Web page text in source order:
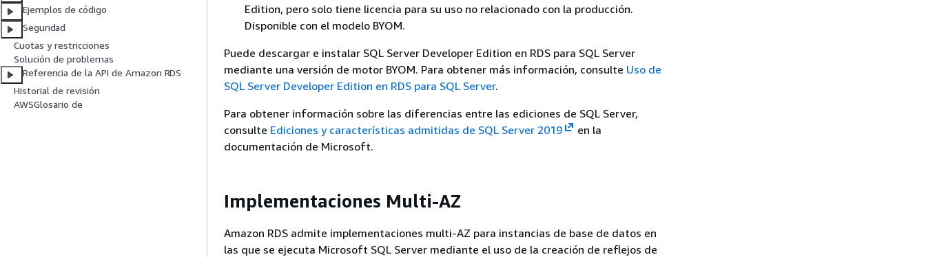
Ejemplos de código
Seguridad
Cuotas y restricciones
Solución de problemas
Referencia de la API de Amazon RDS
Historial de revisión
AWSGlosario de
Edition, pero solo tiene licencia para su uso no relacionado con la producción.
Disponible con el modelo BYOM.
Puede descargar e instalar SQL Server Developer Edition en RDS para SQL Server
mediante una versión de motor BYOM. Para obtener más información, consulte Uso de
SQL Server Developer Edition en RDS para SQL Server.
Para obtener información sobre las diferencias entre las ediciones de SQL Server,
consulte Ediciones y características admitidas de SQL Server 2019
en la
documentación de Microsoft.
Implementaciones Multi-AZ
Amazon RDS admite implementaciones multi-AZ para instancias de base de datos en
las que se ejecuta Microsoft SQL Server mediante el uso de la creación de reflejos de